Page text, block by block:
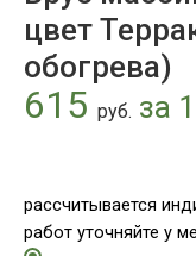
цвет
обогрева)
615 руб. за
рассчитывается
работ уточняйте у
отв.
для
обогрева)